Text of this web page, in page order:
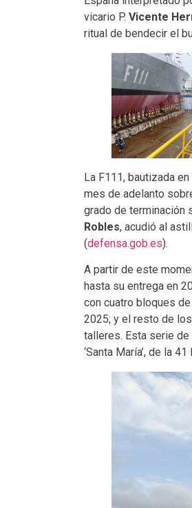
vicario P. Vicente
ritual de bendecir el
La F111, bautizada
mes de adelanto
grado de terminación
Robles, acudió al
(defensa.gob.es).
A partir de este
hasta su entrega en
con cuatro bloques
2025; y el resto de
talleres. Esta serie
‘Santa María’, de la